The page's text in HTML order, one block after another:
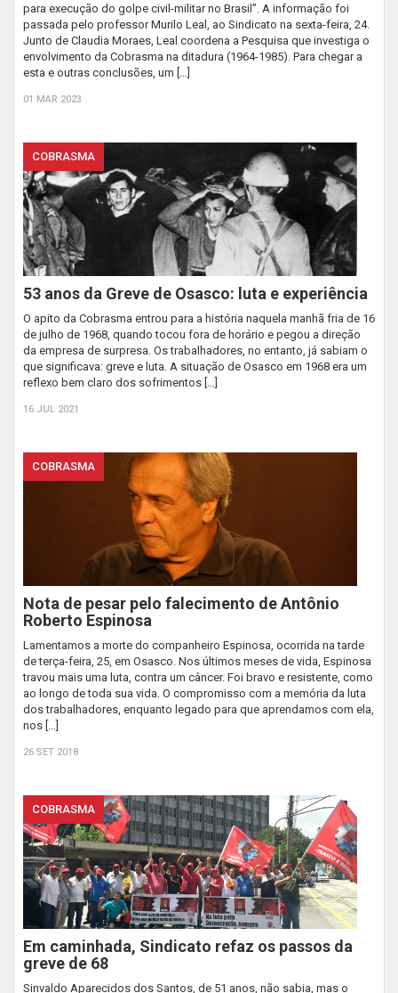
para execução do golpe civil-militar no Brasil”. A informação foi
passada pelo professor Murilo Leal, ao Sindicato na sexta-feira, 24.
Junto de Claudia Moraes, Leal coordena a Pesquisa que investiga o
envolvimento da Cobrasma na ditadura (1964-1985). Para chegar a
esta e outras conclusões, um […]
01 MAR 2023
COBRASMA
53 anos da Greve de Osasco: luta e experiência
O apito da Cobrasma entrou para a história naquela manhã fria de 16
de julho de 1968, quando tocou fora de horário e pegou a direção
da empresa de surpresa. Os trabalhadores, no entanto, já sabiam o
que significava: greve e luta. A situação de Osasco em 1968 era um
reflexo bem claro dos sofrimentos […]
16 JUL 2021
COBRASMA
Nota de pesar pelo falecimento de Antônio
Roberto Espinosa
Lamentamos a morte do companheiro Espinosa, ocorrida na tarde
de terça-feira, 25, em Osasco. Nos últimos meses de vida, Espinosa
travou mais uma luta, contra um câncer. Foi bravo e resistente, como
ao longo de toda sua vida. O compromisso com a memória da luta
dos trabalhadores, enquanto legado para que aprendamos com ela,
nos […]
26 SET 2018
COBRASMA
Em caminhada, Sindicato refaz os passos da
greve de 68
Sinvaldo Aparecidos dos Santos, de 51 anos, não sabia, mas o